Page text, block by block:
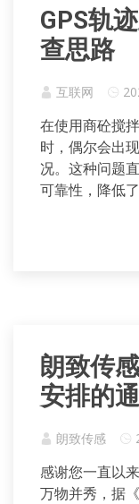
GPS轨
查思路
互联网
在使用商砼搅
时，偶尔会出
况。这种问题
可靠性，降低
朗致传
安排的
朗致传感
感谢您一直以
万物并秀，据